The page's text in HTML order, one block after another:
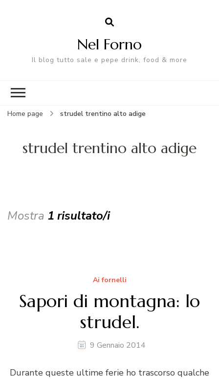
Nel Forno
Il blog tutto sale e pepe drink, food & more
Home page strudel trentino alto adige
strudel trentino alto adige
Mostra 1 risultato/i
Ai fornelli
Sapori di montagna: lo
strudel.
9 Gennaio 2014
Durante queste ultime ferie ho trascorso qualche